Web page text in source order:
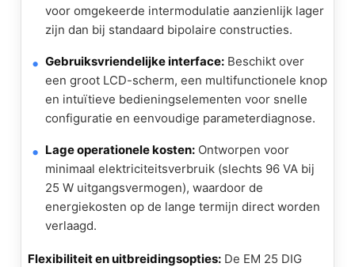
voor omgekeerde intermodulatie aanzienlijk lager
zijn dan bij standaard bipolaire constructies.
Gebruiksvriendelijke interface: Beschikt over
een groot LCD-scherm, een multifunctionele knop
en intuïtieve bedieningselementen voor snelle
configuratie en eenvoudige parameterdiagnose.
Lage operationele kosten: Ontworpen voor
minimaal elektriciteitsverbruik (slechts 96 VA bij
25 W uitgangsvermogen), waardoor de
energiekosten op de lange termijn direct worden
verlaagd.
Flexibiliteit en uitbreidingsopties: De EM 25 DIG